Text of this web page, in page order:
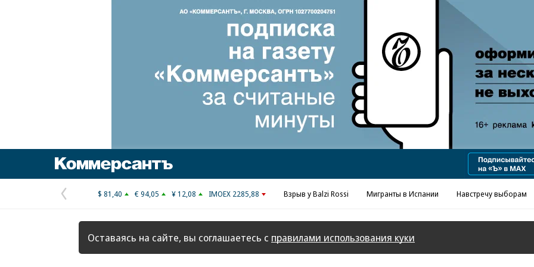
Реклама в «Ъ» www.kommersant.ru/ad
Предыдущая
страница
$ 81,40 € 94,05 ¥ 12,08 IMOEX 2285,88 Взрыв у Balzi Rossi Мигранты в Испании Навстречу выборам
Оставаясь на сайте, вы соглашаетесь с правилами использования куки